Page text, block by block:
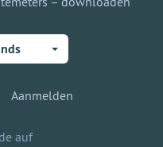
Aanmelden
auf